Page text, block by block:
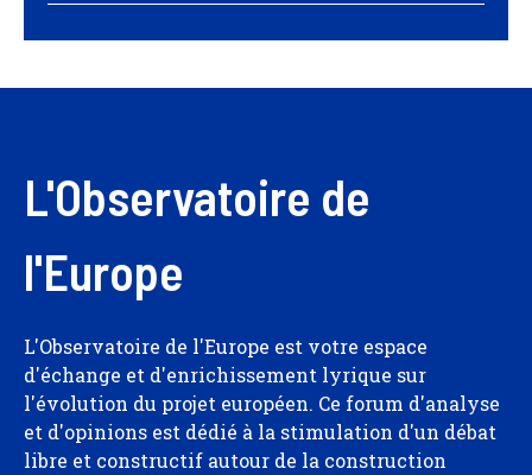
L'Observatoire de
l'Europe
L'Observatoire de l'Europe est votre espace
d'échange et d'enrichissement lyrique sur
l'évolution du projet européen. Ce forum d'analyse
et d'opinions est dédié à la stimulation d'un débat
libre et constructif autour de la construction